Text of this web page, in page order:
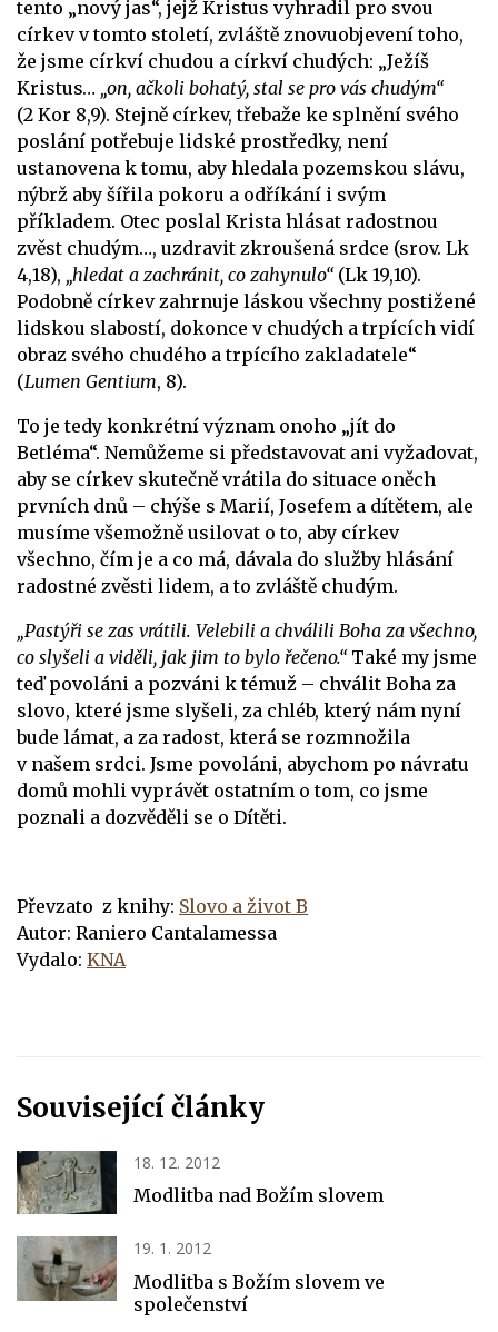
tento „nový jas“, jejž Kristus vyhradil pro svou
církev v tomto století, zvláště znovuobjevení toho,
že jsme církví chudou a církví chudých: „Ježíš
Kristus… „on, ačkoli bohatý, stal se pro vás chudým“
(2 Kor 8,9). Stejně církev, třebaže ke splnění svého
poslání potřebuje lidské prostředky, není
ustanovena k tomu, aby hledala pozemskou slávu,
nýbrž aby šířila pokoru a odříkání i svým
příkladem. Otec poslal Krista hlásat radostnou
zvěst chudým…, uzdravit zkroušená srdce (srov. Lk
4,18), „hledat a zachránit, co zahynulo“ (Lk 19,10).
Podobně církev zahrnuje láskou všechny postižené
lidskou slabostí, dokonce v chudých a trpících vidí
obraz svého chudého a trpícího zakladatele“
(Lumen Gentium, 8).
To je tedy konkrétní význam onoho „jít do
Betléma“. Nemůžeme si představovat ani vyžadovat,
aby se církev skutečně vrátila do situace oněch
prvních dnů – chýše s Marií, Josefem a dítětem, ale
musíme všemožně usilovat o to, aby církev
všechno, čím je a co má, dávala do služby hlásání
radostné zvěsti lidem, a to zvláště chudým.
„Pastýři se zas vrátili. Velebili a chválili Boha za všechno,
co slyšeli a viděli, jak jim to bylo řečeno.“Také my jsme
teď povoláni a pozváni k témuž – chválit Boha za
slovo, které jsme slyšeli, za chléb, který nám nyní
bude lámat, a za radost, která se rozmnožila
v našem srdci. Jsme povoláni, abychom po návratu
domů mohli vyprávět ostatním o tom, co jsme
poznali a dozvěděli se o Dítěti.
Převzato z knihy: Slovo a život B
Autor: Raniero Cantalamessa
Vydalo: KNA
Související články
18. 12. 2012
Modlitba nad Božím slovem
19. 1. 2012
Modlitba s Božím slovem ve
společenství